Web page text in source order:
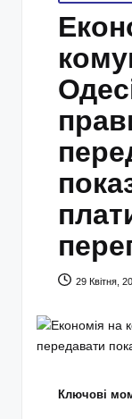
in
29 Квітня,
Ключові